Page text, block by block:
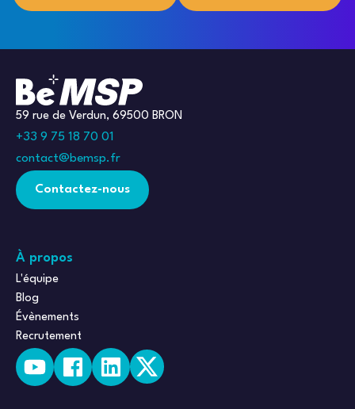
59 rue de Verdun, 69500 BRON
+33 9 75 18 70 01
contact@bemsp.fr
Contactez-nous
À propos
L'équipe
Blog
Évènements
Recrutement